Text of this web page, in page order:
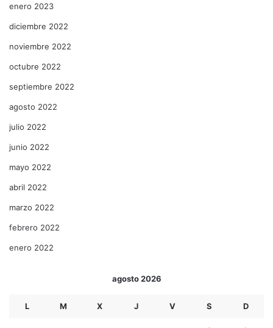
enero 2023
diciembre 2022
noviembre 2022
octubre 2022
septiembre 2022
agosto 2022
julio 2022
junio 2022
mayo 2022
abril 2022
marzo 2022
febrero 2022
enero 2022
agosto 2026
L M X J V S D